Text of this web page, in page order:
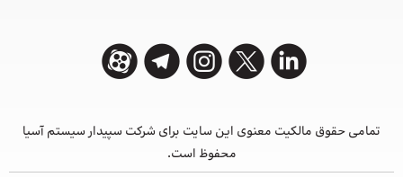
تمامی حقوق مالکیت معنوی این ‌سایت برای شرکت سپیدار سیستم آسیا
محفوظ است.